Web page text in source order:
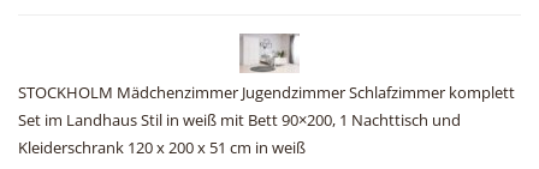
STOCKHOLM Mädchenzimmer Jugendzimmer Schlafzimmer komplett
Set im Landhaus Stil in weiß mit Bett 90×200, 1 Nachttisch und
Kleiderschrank 120 x 200 x 51 cm in weiß